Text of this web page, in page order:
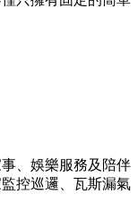
、娛樂服務及陪伴
控巡邏、瓦斯漏氣